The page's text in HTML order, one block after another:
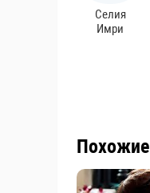
Селия
Имри
Похожие